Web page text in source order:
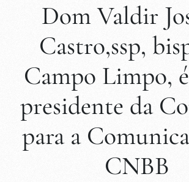
Dom Valdir
Castro,ssp,
Campo Limpo,
presidente da
para a
CNBB